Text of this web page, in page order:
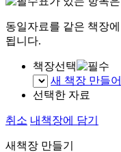
동일자료를 같은 책장
됩니다.
책장선택
새 책장 만들
선택한 자료
취소 내책장에 담기
새책장 만들기